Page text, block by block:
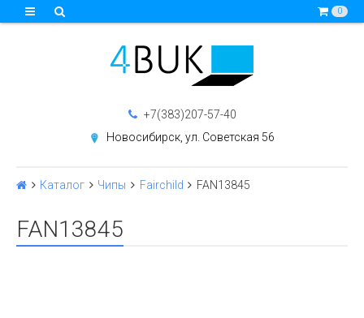
0
+7(383)207-57-40
Новосибирск, ул. Советская 56
Каталог Чипы Fairchild FAN13845
FAN13845